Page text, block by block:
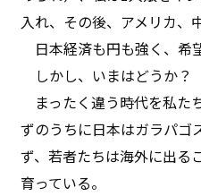
入れ、その後、アメリカ、
日本経済も円も強く、希
しかし、いまはどうか？
まったく違う時代を私た
ずのうちに日本はガラパゴ
ず、若者たちは海外に出る
育っている。